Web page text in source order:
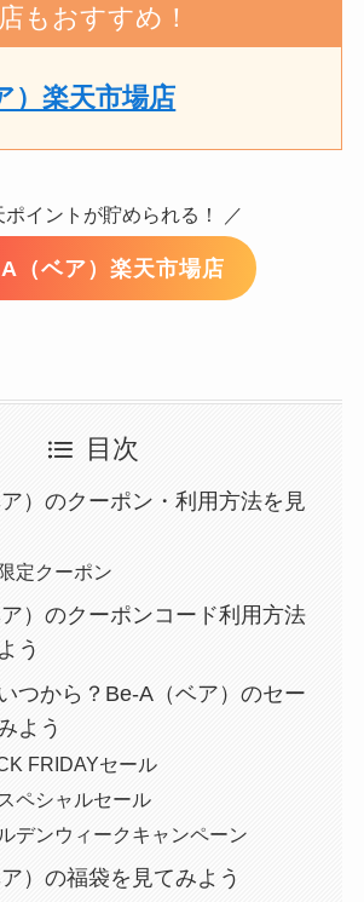
店もおすすめ！
）楽天市場店
ポイントが貯められる！ ／
（ベア）楽天市場店
目次
）のクーポン・利用方法を見
定クーポン
）のクーポンコード利用方法
う
つから？Be-A（ベア）のセー
よう
FRIDAYセール
ペシャルセール
デンウィークキャンペーン
）の福袋を見てみよう